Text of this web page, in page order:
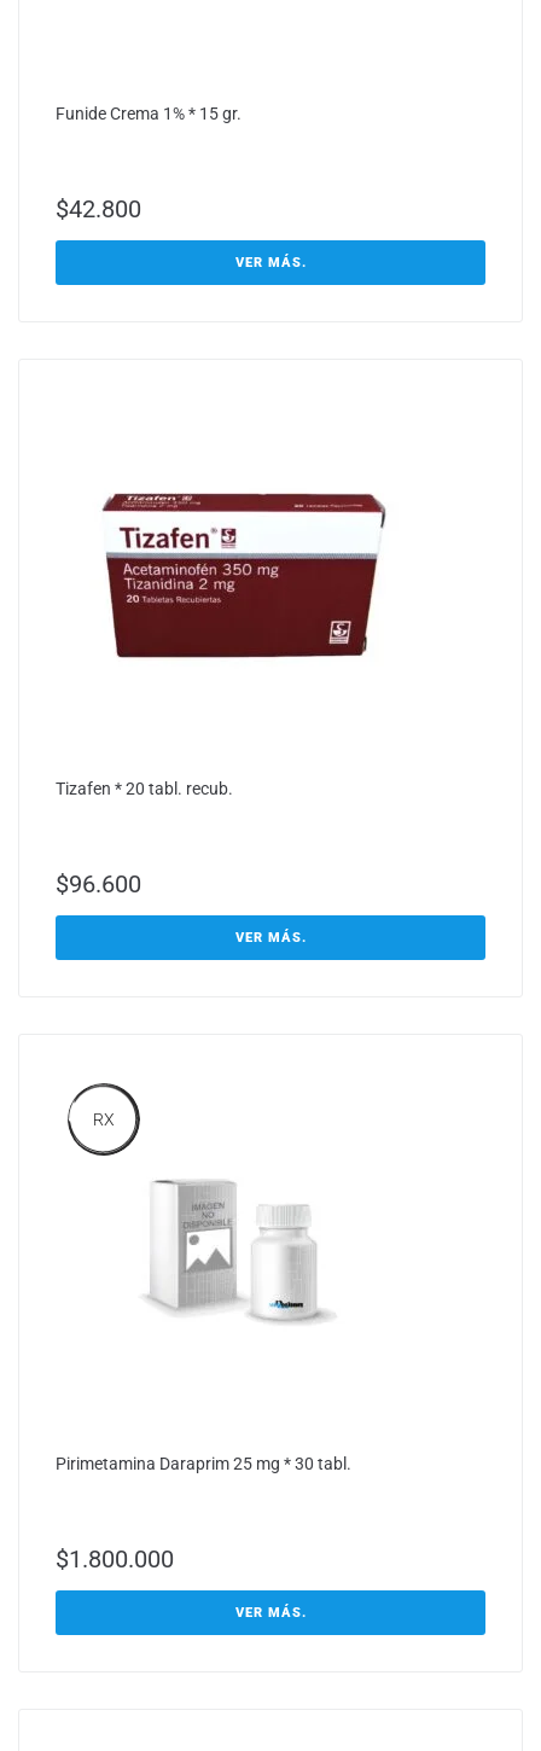
Funide Crema 1% * 15 gr.
$42.800
VER MÁS.
Tizafen * 20 tabl. recub.
$96.600
VER MÁS.
RX
Pirimetamina Daraprim 25 mg * 30 tabl.
$1.800.000
VER MÁS.